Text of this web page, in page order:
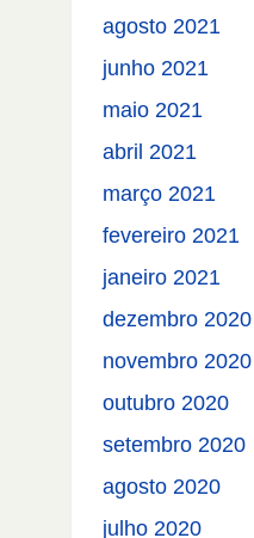
agosto 2021
junho 2021
maio 2021
abril 2021
março 2021
fevereiro 2021
janeiro 2021
dezembro 2020
novembro 2020
outubro 2020
setembro 2020
agosto 2020
julho 2020